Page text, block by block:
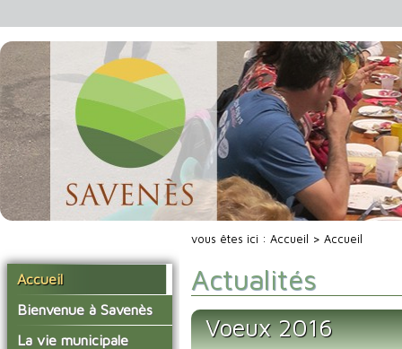
Accueil
Bienvenue à Savenès
Situer Savenès
La vie municipale
vous êtes ici : Accueil > Accueil
Actualités
Voeux 2016